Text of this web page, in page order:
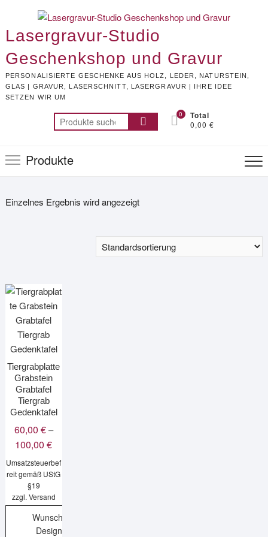
content
Lasergravur-Studio
Geschenkshop und Gravur
PERSONALISIERTE GESCHENKE AUS HOLZ, LEDER, NATURSTEIN,
GLAS | GRAVUR, LASERSCHNITT, LASERGRAVUR | IHRE IDEE
SETZEN WIR UM
Suchen
nach:
0 Total
0,00 €
Produkte
Einzelnes Ergebnis wird angezeigt
Tiergrabplatte
Grabstein
Grabtafel
Tiergrab
Gedenktafel
60,00 €–
100,00€Preisspanne:
60,00 €
bis
Umsatzsteuerbef
reit gemäß UStG
§19
zzgl. Versand
Wunsch-
Design